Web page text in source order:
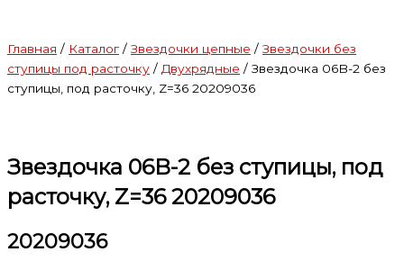
Главная / Каталог / Звездочки цепные / Звездочки без
ступицы под расточку / Двухрядные / Звездочка 06B-2 без
ступицы, под расточку, Z=36 20209036
Звездочка 06B-2 без ступицы, под
расточку, Z=36 20209036
20209036